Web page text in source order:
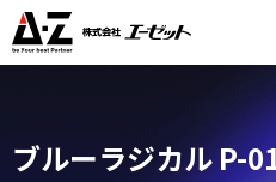
ブルーラジカル P-